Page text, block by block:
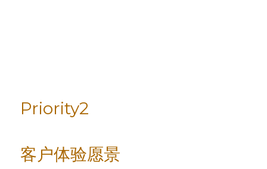
Priority2
客户体验愿景